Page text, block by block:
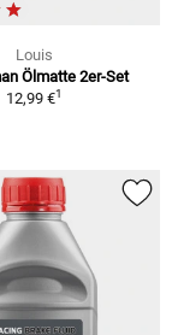
Louis
Ölmatte 2er-Set
12,99 €1